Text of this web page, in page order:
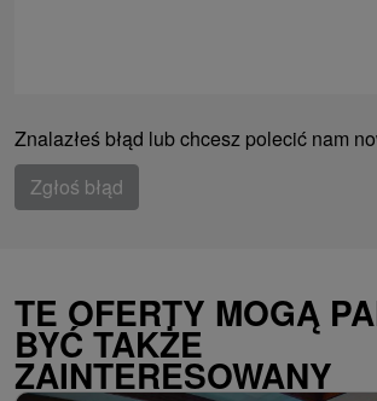
Znalazłeś błąd lub chcesz polecić nam
Zgłoś błąd
TE OFERTY MOGĄ
BYĆ TAKŻE
ZAINTERESOWANY